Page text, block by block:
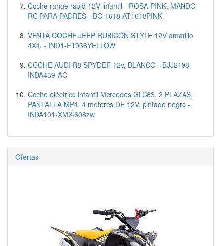
Coche range rapid 12V infantil - ROSA-PINK, MANDO
RC PARA PADRES - BC-1618 AT1618PINK
VENTA COCHE JEEP RUBICÓN STYLE 12V amarillo
4X4, - IND1-FT938YELLOW
COCHE AUDI R8 SPYDER 12v, BLANCO - BJJ2198 -
INDA439-AC
Coche eléctrico infantil Mercedes GLC63, 2 PLAZAS,
PANTALLA MP4, 4 motores DE 12V, pintado negro -
INDA101-XMX-608zw
Ofertas